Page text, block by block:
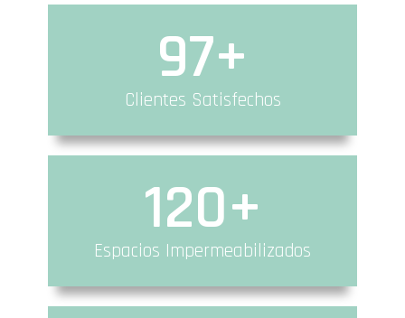
Clientes Satisfechos
97+
Espacios Impermeabilizados
120+